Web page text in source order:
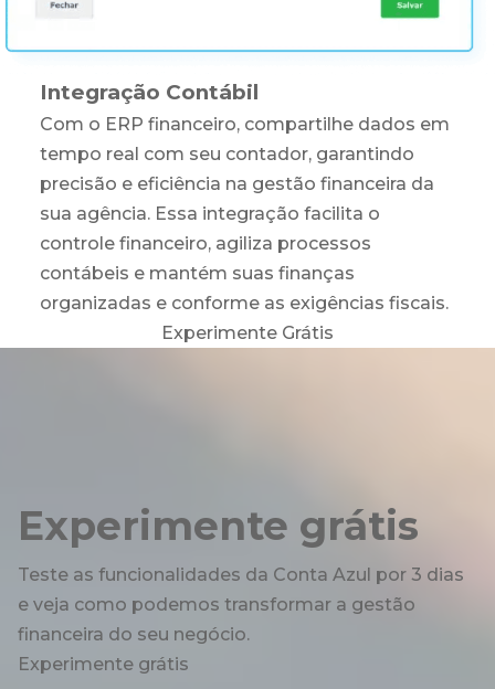
Integração Contábil
Com o ERP financeiro, compartilhe dados em
tempo real com seu contador, garantindo
precisão e eficiência na gestão financeira da
sua agência. Essa integração facilita o
controle financeiro, agiliza processos
contábeis e mantém suas finanças
organizadas e conforme as exigências fiscais.
Experimente Grátis
Experimente grátis
Teste as funcionalidades da Conta Azul por 3 dias
e veja como podemos transformar a gestão
financeira do seu negócio.
Experimente grátis